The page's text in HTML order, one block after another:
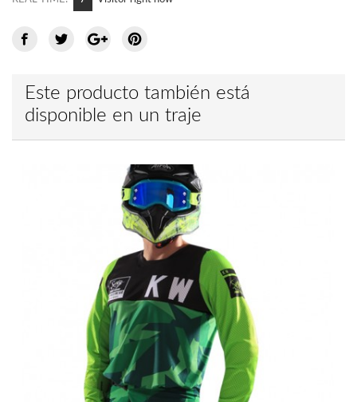
Este producto también está
disponible en un traje